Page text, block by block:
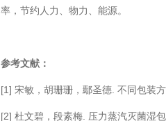
率，节约人力、物力、能源。
参考文献：
[1] 宋敏，胡珊珊，鄢圣德. 不同包装
[2] 杜文碧，段素梅. 压力蒸汽灭菌湿